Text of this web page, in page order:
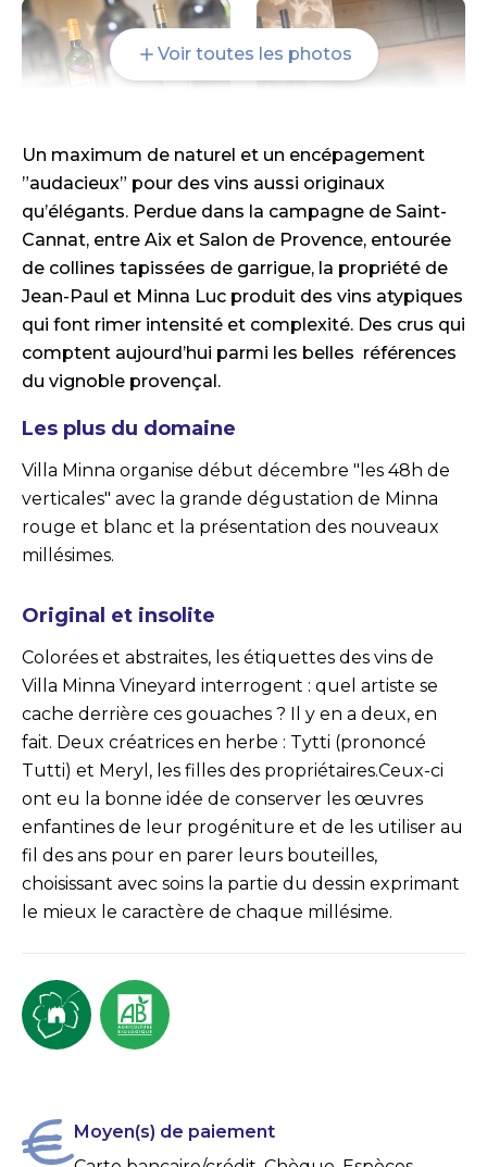
Voir toutes les photos
Un maximum de naturel et un encépagement
”audacieux” pour des vins aussi originaux
qu’élégants. Perdue dans la campagne de Saint-
Cannat, entre Aix et Salon de Provence, entourée
de collines tapissées de garrigue, la propriété de
Jean-Paul et Minna Luc produit des vins atypiques
qui font rimer intensité et complexité. Des crus qui
comptent aujourd’hui parmi les belles références
du vignoble provençal.
Les plus du domaine
Villa Minna organise début décembre "les 48h de
verticales" avec la grande dégustation de Minna
rouge et blanc et la présentation des nouveaux
millésimes.
Original et insolite
Colorées et abstraites, les étiquettes des vins de
Villa Minna Vineyard interrogent : quel artiste se
cache derrière ces gouaches ? Il y en a deux, en
fait. Deux créatrices en herbe : Tytti (prononcé
Tutti) et Meryl, les filles des propriétaires.Ceux-ci
ont eu la bonne idée de conserver les œuvres
enfantines de leur progéniture et de les utiliser au
fil des ans pour en parer leurs bouteilles,
choisissant avec soins la partie du dessin exprimant
le mieux le caractère de chaque millésime.
Moyen(s) de paiement